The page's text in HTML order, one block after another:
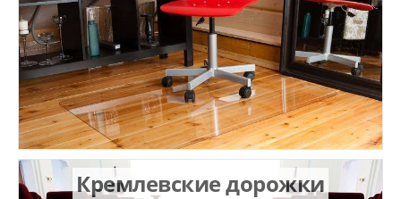
Кремлевские дорожки